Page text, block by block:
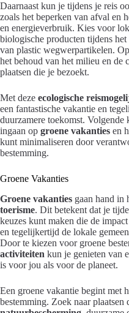
Daarnaast kun je tijdens je reis
zoals het beperken van afval en
en energieverbruik. Kies voor
biologische producten tijdens
van plastic wegwerpartikelen.
het behoud van het milieu en de
plaatsen die je bezoekt.
Met deze ecologische
een fantastische vakantie en
duurzamere toekomst.
ingaan op groene vakanties en
kunt minimaliseren door
bestemming.
Groene Vakanties
Groene vakanties gaan hand in
toerisme. Dit betekent dat je
keuzes kunt maken die de
en tegelijkertijd de lokale
Door te kiezen voor groene
activiteiten kun je genieten van
is voor jou als voor de planeet.
Een groene vakantie begint met
bestemming. Zoek naar